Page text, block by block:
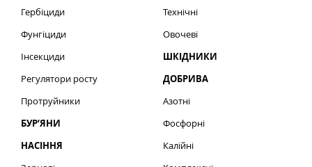
Гербіциди
Фунгіциди
Інсекциди
Регулятори росту
Протруйники
БУР’ЯНИ
НАСІННЯ
Технічні
Овочеві
ШКІДНИКИ
ДОБРИВА
Азотні
Фосфорні
Калійні